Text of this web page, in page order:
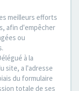
meilleurs efforts
afin d'empêcher
ou
à la
site, a l'adresse
du formulaire
totale de ses